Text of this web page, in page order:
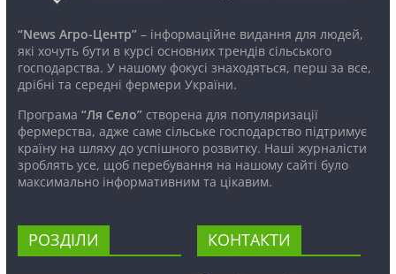
“News Агро-Центр”– інформаційне видання для людей,
які хочуть бути в курсі основних трендів сільського
господарства. У нашому фокусі знаходяться, перш за все,
дрібні та середні фермери України.
Програма “Ля Село”створена для популяризації
фермерства, адже саме сільське господарство підтримує
країну на шляху до успішного розвитку. Наші журналісти
зроблять усе, щоб перебування на нашому сайті було
максимально інформативним та цікавим.
РОЗДІЛИ КОНТАКТИ